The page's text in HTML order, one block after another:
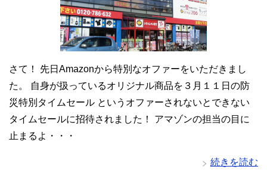
さて！ 先日Amazonから特別なオファーをいただきまし
た。 自身が扱っているオリジナル商品を３月１１日の防
災特別タイムセール というオファーされないとできない
タイムセールに招待されました！ アマゾンの担当の目に
止まるよ・・・
続きを読む